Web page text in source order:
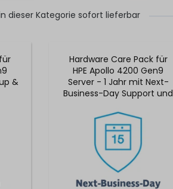
in dieser Kategorie sofort lieferbar
&
Hardware Care Pack für
HPE Apollo 4200 Gen9
Server - 1 Jahr mit Next-
Business-Day Support und